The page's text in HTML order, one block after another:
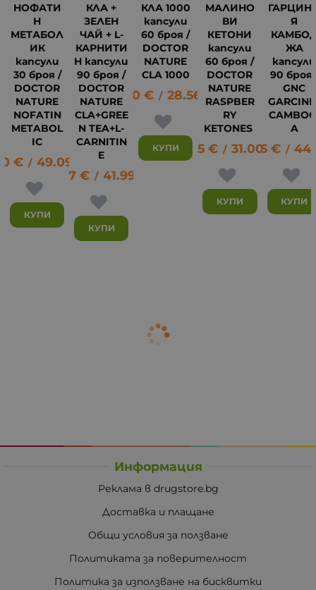
НОФАТИ
Н
МЕТАБОЛ
ИК
капсули
30 броя /
DOCTOR
NATURE
NOFATIN
METABOL
IC
€ / 49.09
КУПИ
КЛА +
ЗЕЛЕН
ЧАЙ + L-
КАРНИТИ
Н капсули
90 броя /
DOCTOR
NATURE
CLA+GREE
N TEA+L-
CARNITIN
E
21.47 € / 41.99
КУПИ
КЛА 1000
капсули
60 броя /
DOCTOR
NATURE
CLA 1000
14.60 € / 28.56 лв.
КУПИ
МАЛИНО
ВИ
КЕТОНИ
капсули
60 броя /
DOCTOR
NATURE
RASPBER
RY
KETONES
15.85 € / 31.00 лв.
КУПИ
Я
ЖА
капсули
90 броя
GNC
A
22.95 € /
КУПИ
Информация
Реклама в drugstore.bg
Доставка и плащане
Общи условия за ползване
Политиката за поверителност
Политика за използване на бисквитки